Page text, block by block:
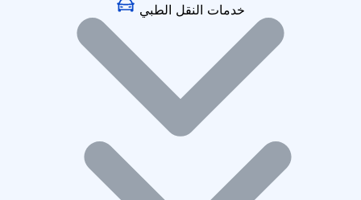
خدمات النقل الطبي